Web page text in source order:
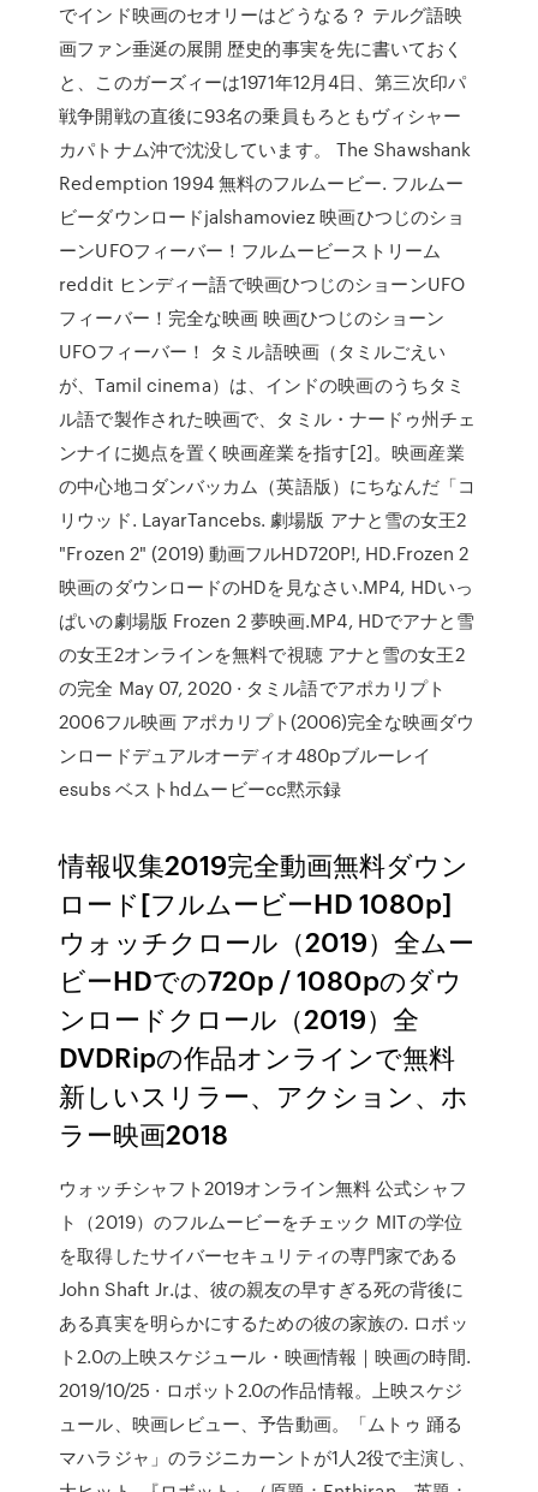
でインド映画のセオリーはどうなる？ テルグ語映
画ファン垂涎の展開 歴史的事実を先に書いておく
と、このガーズィーは1971年12月4日、第三次印パ
戦争開戦の直後に93名の乗員もろともヴィシャー
カパトナム沖で沈没しています。 The Shawshank
Redemption 1994 無料のフルムービー. フルムー
ビーダウンロードjalshamoviez 映画ひつじのショ
ーンUFOフィーバー！フルムービーストリーム
reddit ヒンディー語で映画ひつじのショーンUFO
フィーバー！完全な映画 映画ひつじのショーン
UFOフィーバー！ タミル語映画（タミルごえい
が、Tamil cinema）は、インドの映画のうちタミ
ル語で製作された映画で、タミル・ナードゥ州チェ
ンナイに拠点を置く映画産業を指す[2]。映画産業
の中心地コダンバッカム（英語版）にちなんだ「コ
リウッド. LayarTancebs. 劇場版 アナと雪の女王2
"Frozen 2" (2019) 動画フルHD720P!, HD.Frozen 2
映画のダウンロードのHDを見なさい.MP4, HDいっ
ぱいの劇場版 Frozen 2 夢映画.MP4, HDでアナと雪
の女王2オンラインを無料で視聴 アナと雪の女王2
の完全 May 07, 2020 · タミル語でアポカリプト
2006フル映画 アポカリプト(2006)完全な映画ダウ
ンロードデュアルオーディオ480pブルーレイ
esubs ベストhdムービーcc黙示録
情報収集2019完全動画無料ダウン
ロード[フルムービーHD 1080p]
ウォッチクロール（2019）全ムー
ビーHDでの720p / 1080pのダウ
ンロードクロール（2019）全
DVDRipの作品オンラインで無料
新しいスリラー、アクション、ホ
ラー映画2018
ウォッチシャフト2019オンライン無料 公式シャフ
ト（2019）のフルムービーをチェック MITの学位
を取得したサイバーセキュリティの専門家である
John Shaft Jr.は、彼の親友の早すぎる死の背後に
ある真実を明らかにするための彼の家族の. ロボッ
ト2.0の上映スケジュール・映画情報｜映画の時間.
2019/10/25 · ロボット2.0の作品情報。上映スケジ
ュール、映画レビュー、予告動画。「ムトゥ 踊る
マハラジャ」のラジニカーントが1人2役で主演し、